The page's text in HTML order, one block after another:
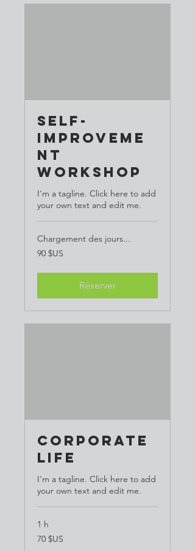
Self-
Improveme
nt
Workshop
I'm a tagline. Click here to add
your own text and edit me.
Chargement des jours...
90
dollars
90 $US
Réserver
Corporate
Life
I'm a tagline. Click here to add
your own text and edit me.
1 h
70
dollars
70 $US